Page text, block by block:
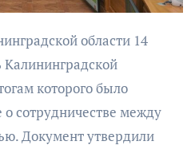
Калининградской
которого было
сотрудничестве между
Документ утвердили